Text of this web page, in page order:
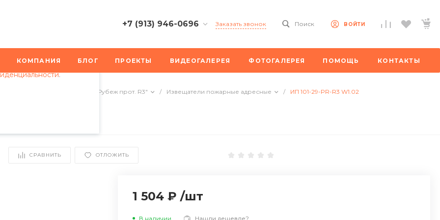
использования.
.
+7 (913) 946-0696
+7 (913) 946-0696
г. Хабаровск, ул.
Пионерская, 2
info@bplus-nsk.ru
Cб-Вс: Выходной
Заказать звонок Поиск ВОЙТИ
КОМПАНИЯ БЛОГ ПРОЕКТЫ ВИДЕОГАЛЕРЕЯ ФОТОГАЛЕРЕЯ ПОМОЩЬ КОНТАКТЫ
сигнализации ИСБ "Рубеж прот. R3" / Извещатели пожарные адресные / ИП 101-29-PR-R3 W1.02
СРАВНИТЬ ОТЛОЖИТЬ
1 504 ₽ /шт
В наличии Нашли дешевле?